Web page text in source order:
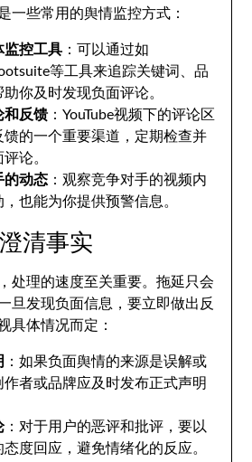
一些常用的舆情监控方式：
监控工具 ：可以通过如
等工具来追踪关键词、品
你及时发现负面评论。
和反馈 ：YouTube视频下的评论区
馈的一个重要渠道，定期检查并
论。
的动态 ：观察竞争对手的视频内
也能为你提供预警信息。
清事实
处理的速度至关重要。拖延只会
旦发现负面信息，要立即做出反
具体情况而定：
：如果负面舆情的来源是误解或
作者或品牌应及时发布正式声明
：对于用户的恶评和批评，要以
度回应，避免情绪化的反应。